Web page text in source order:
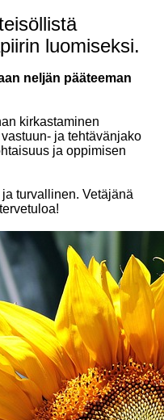
luomiseksi.
neljän pääteeman
kirkastaminen
ja tehtävänjako
ja oppimisen
turvallinen. Vetäjänä